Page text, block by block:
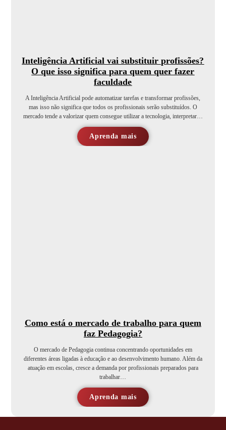
Inteligência Artificial vai substituir profissões?
O que isso significa para quem quer fazer
faculdade
A Inteligência Artificial pode automatizar tarefas e transformar profissões,
mas isso não significa que todos os profissionais serão substituídos. O
mercado tende a valorizar quem consegue utilizar a tecnologia, interpretar…
Aprenda mais
Como está o mercado de trabalho para quem
faz Pedagogia?
O mercado de Pedagogia continua concentrando oportunidades em
diferentes áreas ligadas à educação e ao desenvolvimento humano. Além da
atuação em escolas, cresce a demanda por profissionais preparados para
trabalhar…
Aprenda mais